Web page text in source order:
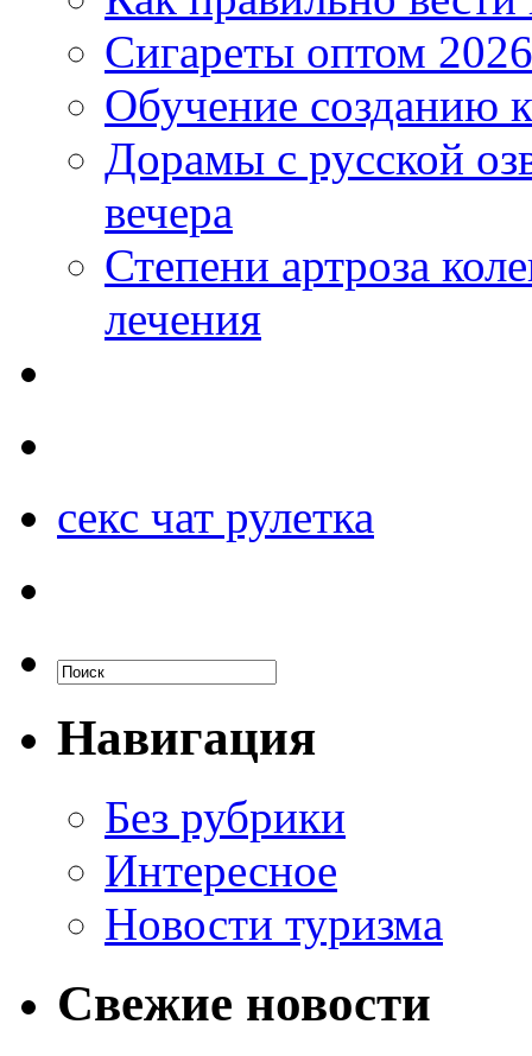
Сигареты оптом
Обучение созданию
Дорамы с русской
вечера
Степени артроза
лечения
секс чат рулетка
Навигация
Без рубрики
Интересное
Новости туризма
Свежие новости